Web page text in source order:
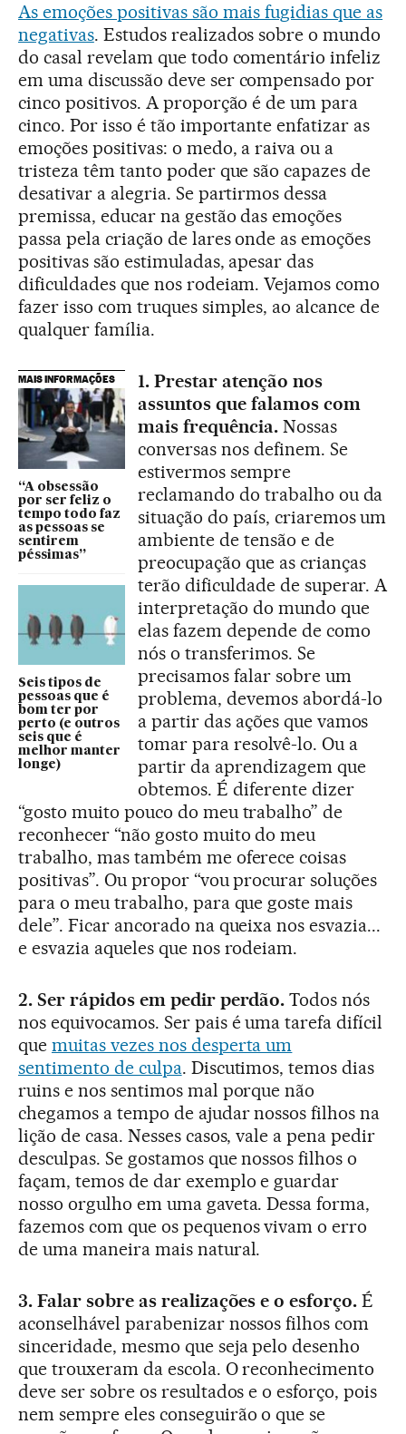
As emoções positivas são mais fugidias que as
negativas. Estudos realizados sobre o mundo
do casal revelam que todo comentário infeliz
em uma discussão deve ser compensado por
cinco positivos. A proporção é de um para
cinco. Por isso é tão importante enfatizar as
emoções positivas: o medo, a raiva ou a
tristeza têm tanto poder que são capazes de
desativar a alegria. Se partirmos dessa
premissa, educar na gestão das emoções
passa pela criação de lares onde as emoções
positivas são estimuladas, apesar das
dificuldades que nos rodeiam. Vejamos como
fazer isso com truques simples, ao alcance de
qualquer família.
MAIS INFORMAÇÕES
“A obsessão
por ser feliz o
tempo todo faz
as pessoas se
sentirem
péssimas”
Seis tipos de
pessoas que é
bom ter por
perto (e outros
seis que é
melhor manter
longe)
1. Prestar atenção nos
assuntos que falamos com
mais frequência. Nossas
conversas nos definem. Se
estivermos sempre
reclamando do trabalho ou da
situação do país, criaremos um
ambiente de tensão e de
preocupação que as crianças
terão dificuldade de superar. A
interpretação do mundo que
elas fazem depende de como
nós o transferimos. Se
precisamos falar sobre um
problema, devemos abordá-lo
a partir das ações que vamos
tomar para resolvê-lo. Ou a
partir da aprendizagem que
obtemos. É diferente dizer
“gosto muito pouco do meu trabalho” de
reconhecer “não gosto muito do meu
trabalho, mas também me oferece coisas
positivas”. Ou propor “vou procurar soluções
para o meu trabalho, para que goste mais
dele”. Ficar ancorado na queixa nos esvazia...
e esvazia aqueles que nos rodeiam.
2. Ser rápidos em pedir perdão. Todos nós
nos equivocamos. Ser pais é uma tarefa difícil
que muitas vezes nos desperta um
sentimento de culpa. Discutimos, temos dias
ruins e nos sentimos mal porque não
chegamos a tempo de ajudar nossos filhos na
lição de casa. Nesses casos, vale a pena pedir
desculpas. Se gostamos que nossos filhos o
façam, temos de dar exemplo e guardar
nosso orgulho em uma gaveta. Dessa forma,
fazemos com que os pequenos vivam o erro
de uma maneira mais natural.
3. Falar sobre as realizações e o esforço. É
aconselhável parabenizar nossos filhos com
sinceridade, mesmo que seja pelo desenho
que trouxeram da escola. O reconhecimento
deve ser sobre os resultados e o esforço, pois
nem sempre eles conseguirão o que se